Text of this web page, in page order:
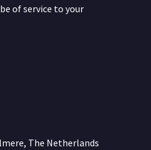
of service to your
The Netherlands